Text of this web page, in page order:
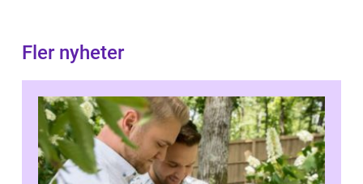
Fler nyheter